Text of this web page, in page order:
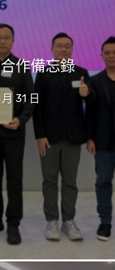
作備忘錄
31 日